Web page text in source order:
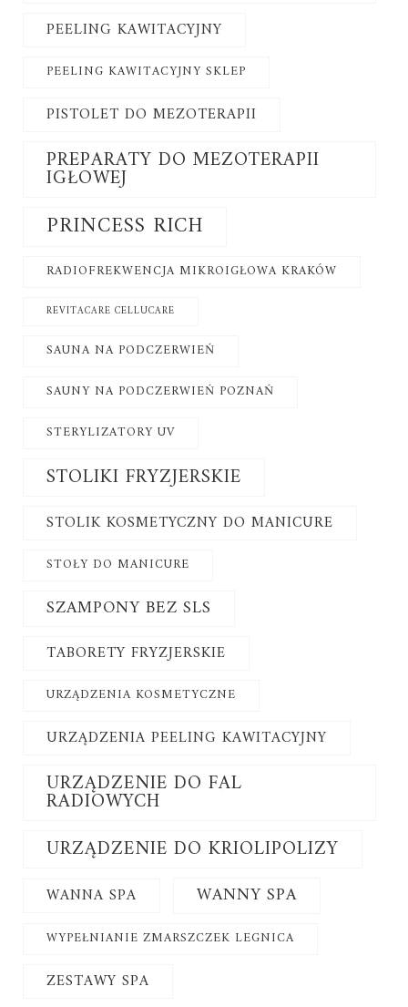
PEELING KAWITACYJNY
PEELING KAWITACYJNY SKLEP
PISTOLET DO MEZOTERAPII
PREPARATY DO MEZOTERAPII
IGŁOWEJ
PRINCESS RICH
RADIOFREKWENCJA MIKROIGŁOWA KRAKÓW
REVITACARE CELLUCARE
SAUNA NA PODCZERWIEŃ
SAUNY NA PODCZERWIEŃ POZNAŃ
STERYLIZATORY UV
STOLIKI FRYZJERSKIE
STOLIK KOSMETYCZNY DO MANICURE
STOŁY DO MANICURE
SZAMPONY BEZ SLS
TABORETY FRYZJERSKIE
URZĄDZENIA KOSMETYCZNE
URZĄDZENIA PEELING KAWITACYJNY
URZĄDZENIE DO FAL
RADIOWYCH
URZĄDZENIE DO KRIOLIPOLIZY
WANNA SPA WANNY SPA
WYPEŁNIANIE ZMARSZCZEK LEGNICA
ZESTAWY SPA